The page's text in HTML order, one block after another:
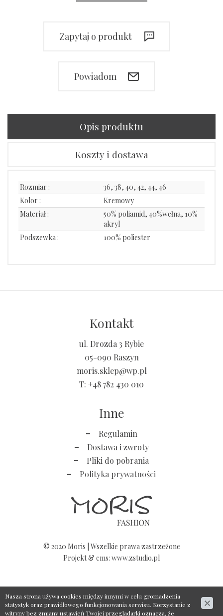
Zapytaj o produkt
Powiadom
Opis produktu
Koszty i dostawa
Rozmiar :
36, 38, 40, 42, 44, 46
Kolor :
Kremowy
Materiał :
50% poliamid, 40%wełna, 10%
akryl
Podszewka :
100% poliester
Kontakt
ul. Drozda 3 Rybie
05-090 Raszyn
moris.sklep@wp.pl
T: +48 782 430 010
Inne
Regulamin
Dostawa i zwroty
Pliki do pobrania
Polityka prywatności
© 2020 Moris | Wszelkie prawa zastrzeżone
Projekt & cms: www.zstudio.pl
Nasza strona używa cookies między innymi w celu gromadzenia
statystyk oraz prawidłowego funkcjonowania serwisu. Korzystanie z
witryny bez zmiany ustawień Twojej przegladarki oznacza, że